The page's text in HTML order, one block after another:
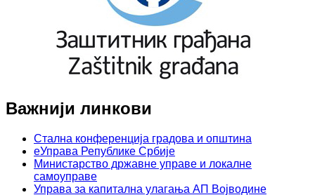
Важнији линкови
Стална конференција градова и општина
еУправа Републике Србије
Министарство државне управе и локалне
самоуправе
Управа за капитална улагања АП Војводине